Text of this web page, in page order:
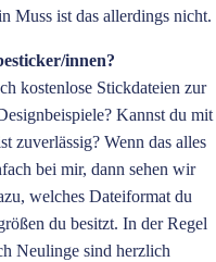
Muss ist das allerdings nicht.
innen?
kostenlose Stickdateien zur
Kannst du mit
zuverlässig? Wenn das alles
bei mir, dann sehen wir
welches Dateiformat du
du besitzt. In der Regel
Neulinge sind herzlich